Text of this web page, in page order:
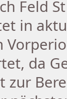
Feld
in
da
zur